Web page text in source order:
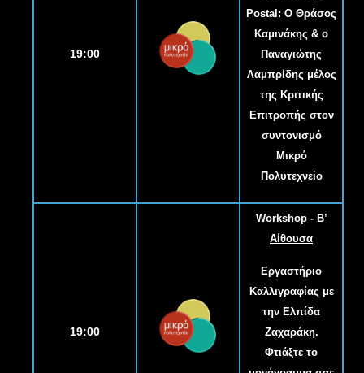
19:00
Postal: Ο Θράσος
Καμινάκης & ο
Παναγιώτης
Λαμπρίδης μέλος
της Κριτικής
Επιτροπής στον
συντονισμό
Μικρό
Πολυτεχνείο
19:00
Workshop - B’
Αίθουσα
Εργαστήριο
Καλλιγραφίας με
την Ελπίδα
Ζαχαράκη.
Φτιάξτε το